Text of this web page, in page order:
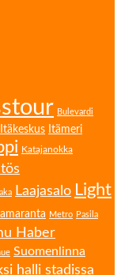
Bulevardi
Itäkeskus Itämeri
Katajanokka
Laajasalo Light
Metro Pasila
Haber
Suomenlinna
halli stadissa